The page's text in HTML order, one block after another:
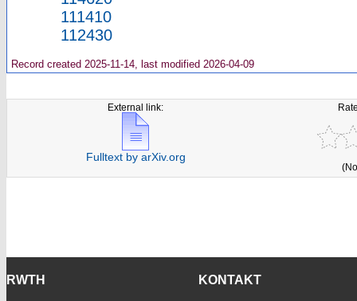
111410
112430
Record created 2025-11-14, last modified 2026-04-09
External link:
Fulltext by arXiv.org
RWTH KONTAKT